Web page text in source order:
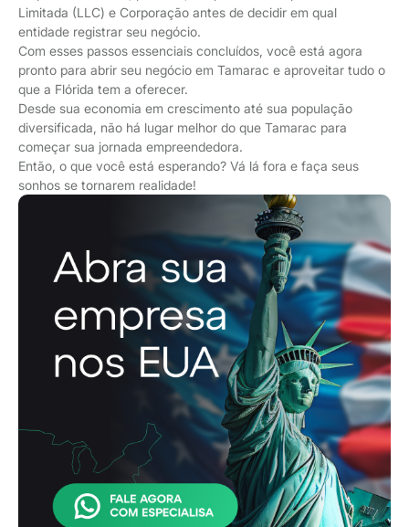
Limitada (LLC) e Corporação antes de decidir em qual
entidade registrar seu negócio.
Com esses passos essenciais concluídos, você está agora
pronto para abrir seu negócio em Tamarac e aproveitar tudo o
que a Flórida tem a oferecer.
Desde sua economia em crescimento até sua população
diversificada, não há lugar melhor do que Tamarac para
começar sua jornada empreendedora.
Então, o que você está esperando? Vá lá fora e faça seus
sonhos se tornarem realidade!